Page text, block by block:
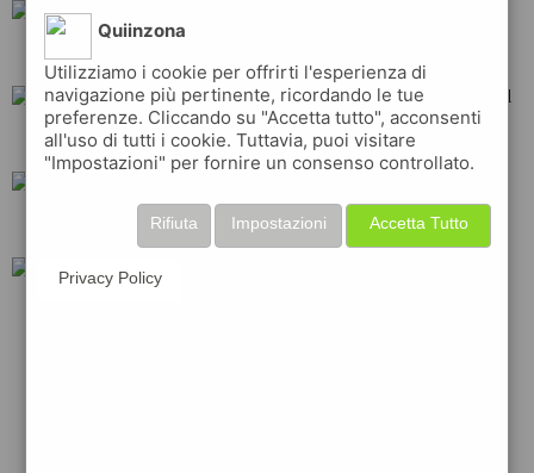
api repsol shell
ip eni
Quiinzona
Utilizziamo i cookie per offrirti l'esperienza di
navigazione più pertinente, ricordando le tue
preferenze. Cliccando su "Accetta tutto", acconsenti
all'uso di tutti i cookie. Tuttavia, puoi visitare
"Impostazioni" per fornire un consenso controllato.
Accetta Tutto
Impostazioni
Rifiuta
Privacy Policy